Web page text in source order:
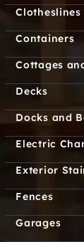
Clotheslines
Containers
Cottages
Decks
Docks and
Electric
Exterior
Fences
Garages